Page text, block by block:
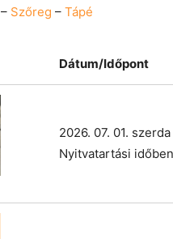
– Szőreg – Tápé
Dátum/Időpont
2026. 07. 01.
Nyitvatartási időben